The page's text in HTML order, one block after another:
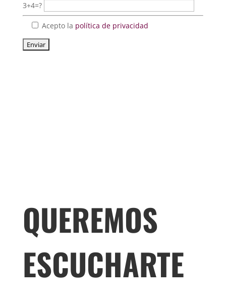
3+4=?
Acepto la política de privacidad
QUEREMOS
ESCUCHARTE